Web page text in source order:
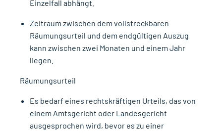
Einzelfall abhängt.
Zeitraum zwischen dem vollstreckbaren
Räumungsurteil und dem endgültigen Auszug
kann zwischen zwei Monaten und einem Jahr
liegen.
Räumungsurteil
Es bedarf eines rechtskräftigen Urteils, das von
einem Amtsgericht oder Landesgericht
ausgesprochen wird, bevor es zu einer